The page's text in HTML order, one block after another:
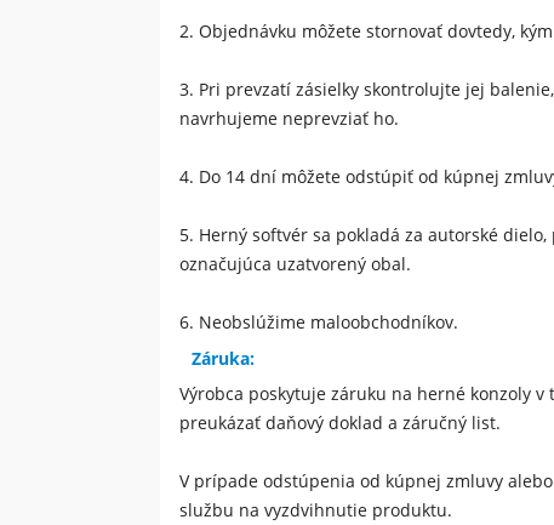
2. Objednávku môžete stornovať dovtedy,
3. Pri prevzatí zásielky skontrolujte jej
navrhujeme neprevziať ho.
4. Do 14 dní môžete odstúpiť od kúpnej
5. Herný softvér sa pokladá za autorské
označujúca uzatvorený obal.
6. Neobslúžime maloobchodníkov.
Záruka:
Výrobca poskytuje záruku na herné konzoly
preukázať daňový doklad a záručný list.
V prípade odstúpenia od kúpnej zmluvy
službu na vyzdvihnutie produktu.